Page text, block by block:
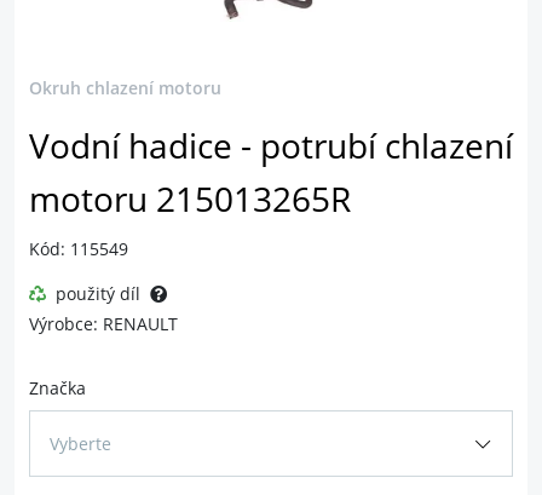
Okruh chlazení motoru
Vodní hadice - potrubí chlazení
motoru 215013265R
Kód: 115549
použitý díl
Výrobce: RENAULT
Značka
Vyberte